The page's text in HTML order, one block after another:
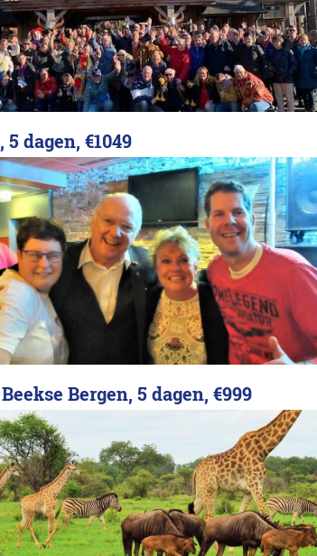
5 dagen, €1049
Bergen, 5 dagen, €999